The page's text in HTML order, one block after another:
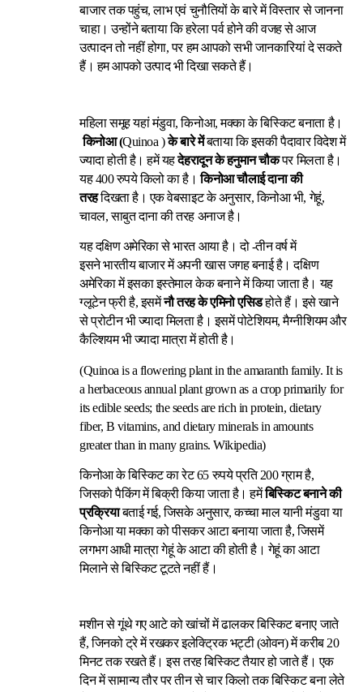
बाजार तक पहुंच, लाभ एवं चुनौतियों के बारे में विस्तार से जानना
चाहा। उन्होंने बताया कि हरेला पर्व होने की वजह से आज
उत्पादन तो नहीं होगा, पर हम आपको सभी जानकारियां दे सकते
हैं। हम आपको उत्पाद भी दिखा सकते हैं।
महिला समूह यहां मंडुवा, किनोआ, मक्का के बिस्किट बनाता है।
किनोआ (Quinoa )के बारे मेंबताया कि इसकी पैदावार विदेश में
ज्यादा होती है। हमें यहदेहरादून के हनुमान चौकपर मिलता है।
यह 400 रुपये किलो का है।किनोआ चौलाई दाना की
तरहदिखता है। एक वेबसाइट के अनुसार, किनोआ भी, गेहूं,
चावल, साबुत दाना की तरह अनाज है।
यह दक्षिण अमेरिका से भारत आया है। दो -तीन वर्ष में
इसने भारतीय बाजार में अपनी खास जगह बनाई है। दक्षिण
अमेरिका में इसका इस्तेमाल केक बनाने में किया जाता है। यह
ग्लूटेन फ्री है, इसमेंनौ तरह केएमिनोएसिडहोते हैं। इसे खाने
से प्रोटीन भी ज्यादा मिलता है। इसमें पोटेशियम, मैग्नीशियम और
कैल्शियम भी ज्यादा मात्रा में होती है।
(Quinoa is a flowering plant in the amaranth family. It is
a herbaceous annual plant grown as a crop primarily for
its edible seeds; the seeds are rich in protein, dietary
fiber, B vitamins, and dietary minerals in amounts
greater than in many grains.Wikipedia)
किनोआ के बिस्किट का रेट 65 रुपये प्रति 200 ग्राम है,
जिसको पैकिंग में बिक्री किया जाता है। हमेंबिस्किट बनाने की
प्रक्रियाबताई गई, जिसके अनुसार, कच्चा माल यानी मंडुवा या
किनोआ या मक्का को पीसकर आटा बनाया जाता है, जिसमें
लगभग आधी मात्रा गेहूं के आटा की होती है। गेहूं का आटा
मिलाने से बिस्किट टूटते नहीं हैं।
मशीन से गूंथे गए आटे को खांचों में ढालकर बिस्किट बनाए जाते
हैं, जिनको ट्रे में रखकर इलेक्ट्रिक भट्टी (ओवन) में करीब 20
मिनट तक रखते हैं। इस तरह बिस्किट तैयार हो जाते हैं। एक
दिन में सामान्य तौर पर तीन से चार किलो तक बिस्किट बना लेते